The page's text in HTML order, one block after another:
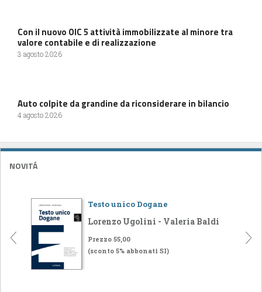
Con il nuovo OIC 5 attività immobilizzate al minore tra
valore contabile e di realizzazione
3 agosto 2026
Auto colpite da grandine da riconsiderare in bilancio
4 agosto 2026
NOVITÁ
Testo unico Dogane
Lorenzo Ugolini - Valeria Baldi
Prezzo 55,00
(sconto 5% abbonati SI)